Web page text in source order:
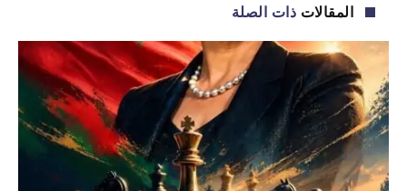
المقالات ذات الصلة